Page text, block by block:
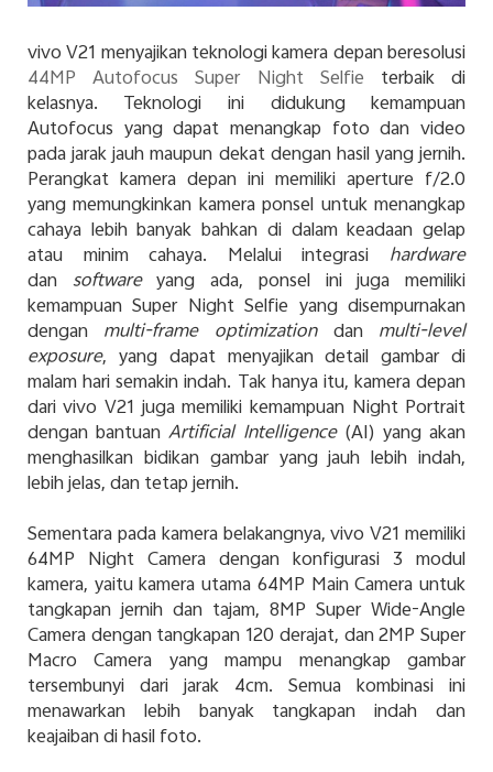
vivo V21 menyajikan teknologi kamera depan beresolusi
44MP Autofocus Super Night Selfie terbaik di
kelasnya. Teknologi ini didukung kemampuan
Autofocus yang dapat menangkap foto dan video
pada jarak jauh maupun dekat dengan hasil yang jernih.
Perangkat kamera depan ini memiliki aperture f/2.0
yang memungkinkan kamera ponsel untuk menangkap
cahaya lebih banyak bahkan di dalam keadaan gelap
atau minim cahaya. Melalui integrasi hardware
dansoftwareyang ada, ponsel ini juga memiliki
kemampuan Super Night Selfie yang disempurnakan
dengan multi-frame optimizationdan multi-level
exposure, yang dapat menyajikan detail gambar di
malam hari semakin indah. Tak hanya itu, kamera depan
dari vivo V21 juga memiliki kemampuan Night Portrait
dengan bantuanArtificial Intelligence(AI) yang akan
menghasilkan bidikan gambar yang jauh lebih indah,
lebih jelas, dan tetap jernih.
Sementara pada kamera belakangnya, vivo V21 memiliki
64MP Night Camera dengan konfigurasi 3 modul
kamera, yaitu kamera utama 64MP Main Camera untuk
tangkapan jernih dan tajam, 8MP Super Wide-Angle
Camera dengan tangkapan 120 derajat, dan 2MP Super
Macro Camera yang mampu menangkap gambar
tersembunyi dari jarak 4cm. Semua kombinasi ini
menawarkan lebih banyak tangkapan indah dan
keajaiban di hasil foto.